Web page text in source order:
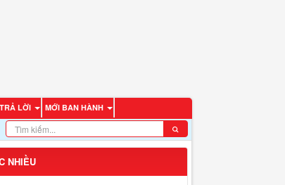
LỜI MỚI BAN HÀNH
NHIỀU